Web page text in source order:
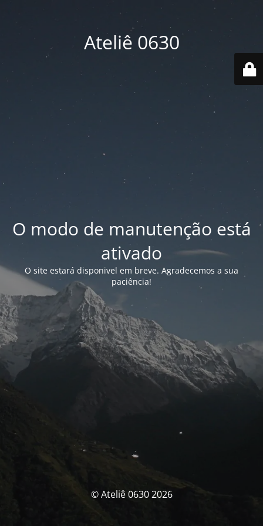
Ateliê 0630
O modo de manutenção está
ativado
O site estará disponivel em breve. Agradecemos a sua
paciência!
© Ateliê 0630 2026